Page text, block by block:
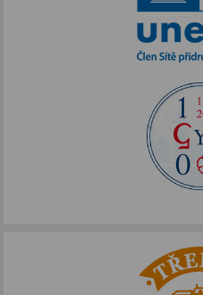
Zdravý životní styl
Šablony pro SŠ a